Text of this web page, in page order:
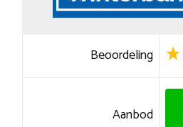
Beoordeling
Aanbod